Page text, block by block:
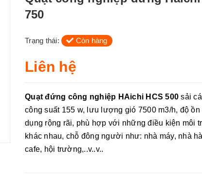
750
Trạng thái: Còn hàng
Liên hệ
Quạt đứng công nghiệp HAichi HCS 500 sải
công suất 155 w, lưu lượng gió 7500 m3/h, độ
dụng rộng rãi, phù hợp với những điều kiện môi
khác nhau, chỗ đông người như: nhà máy, nhà
cafe, hội trường,..v..v..